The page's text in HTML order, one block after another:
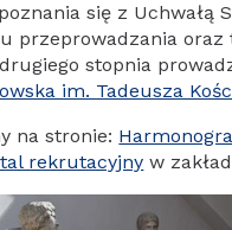
się z Uchwałą
przeprowadzania
stopnia
im. Tadeusza
na stronie:
rekrutacyjny w